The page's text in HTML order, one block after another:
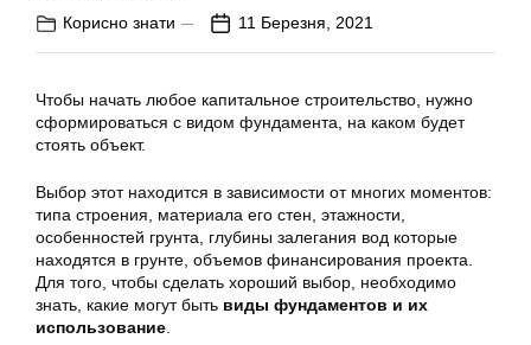
Корисно знати 11 Березня, 2021
Чтобы начать любое капитальное строительство, нужно
сформироваться с видом фундамента, на каком будет
стоять объект.
Выбор этот находится в зависимости от многих моментов:
типа строения, материала его стен, этажности,
особенностей грунта, глубины залегания вод которые
находятся в грунте, объемов финансирования проекта.
Для того, чтобы сделать хороший выбор, необходимо
знать, какие могут быть виды фундаментов и их
использование